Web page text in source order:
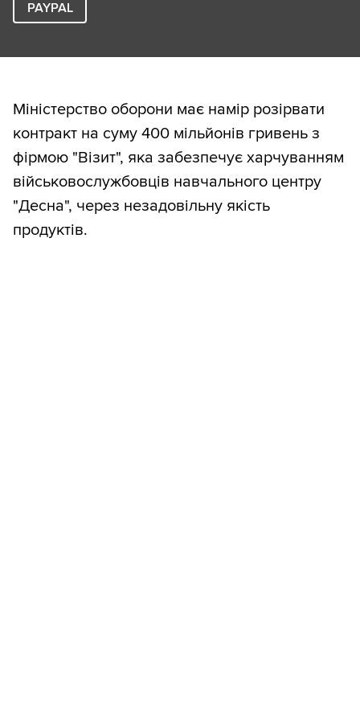
PAYPAL
Міністерство оборони має намір розірвати
контракт на суму 400 мільйонів гривень з
фірмою "Візит", яка забезпечує харчуванням
військовослужбовців навчального центру
"Десна", через незадовільну якість
продуктів.